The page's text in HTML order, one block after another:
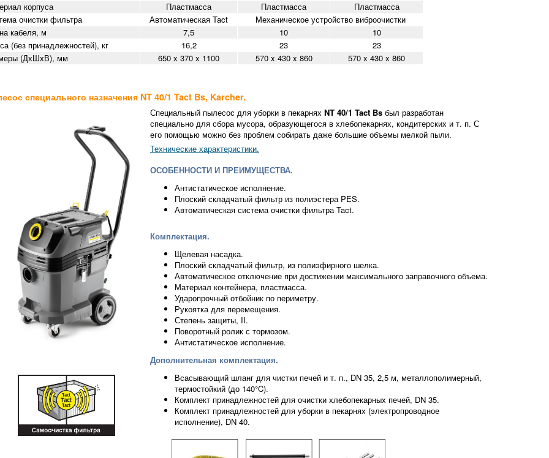
корпуса
Пластмасса Пластмасса
Пластмасса
очистки фильтра
Автоматическая Tact
Механическое устройство виброочистки
кабеля, м
7,5 10
10
(без принадлежностей), кг
16,2 23
23
(ДхШхВ), мм
650 x 370 x 1100 570 x 430 x 860 570 x 430 x 860
специального назначения NT 40/1 Tact Bs, Karcher.
Специальный пылесос для уборки в пекарнях NT 40/1 Tact Bs был разработан
специально для сбора мусора, образующегося в хлебопекарнях, кондитерских и т. п. С
его помощью можно без проблем собирать даже большие объемы мелкой пыли.
Технические характеристики.
ОСОБЕННОСТИ И ПРЕИМУЩЕСТВА.
Антистатическое исполнение.
Плоский складчатый фильтр из полиэстера PES.
Автоматическая система очистки фильтра Tact.
Комплектация.
Щелевая насадка.
Плоский складчатый фильтр, из полиэфирного шелка.
Автоматическое отключение при достижении максимального заправочного объема.
Материал контейнера, пластмасса.
Ударопрочный отбойник по периметру.
Рукоятка для перемещения.
Степень защиты, II.
Поворотный ролик с тормозом.
Антистатическое исполнение.
Дополнительная комплектация.
Всасывающий шланг для чистки печей и т. п., DN 35, 2,5 м, металлополимерный,
термостойкий (до 140°C).
Комплект принадлежностей для очистки хлебопекарных печей, DN 35.
Комплект принадлежностей для уборки в пекарнях (электропроводное
исполнение), DN 40.